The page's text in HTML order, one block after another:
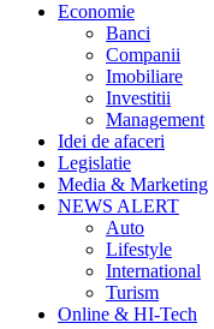
Economie
Banci
Companii
Imobiliare
Investitii
Management
Idei de afaceri
Legislatie
Media & Marketing
NEWS ALERT
Auto
Lifestyle
International
Turism
Online & HI-Tech